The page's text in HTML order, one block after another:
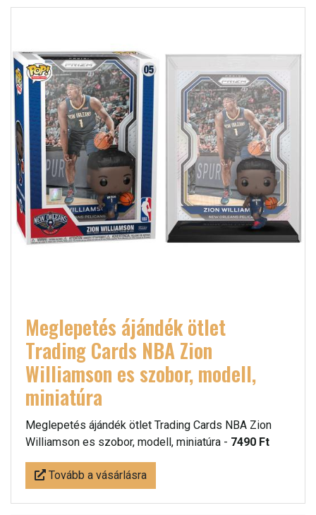
Meglepetés ájándék ötlet
Trading Cards NBA Zion
Williamson es szobor, modell,
miniatúra
Meglepetés ájándék ötlet Trading Cards NBA Zion
Williamson es szobor, modell, miniatúra - 7490 Ft
Tovább a vásárlásra